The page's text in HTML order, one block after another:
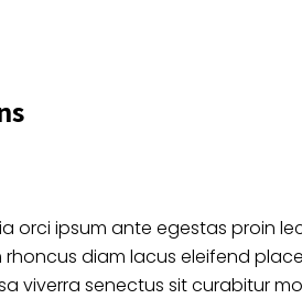
orci ipsum ante egestas proin
diam lacus eleifend
viverra senectus sit curabitur